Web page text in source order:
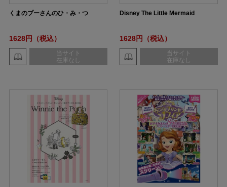
くまのプーさんのひ・み・つ
1628円（税込）
当サイト
在庫なし
Disney The Little Mermaid
1628円（税込）
当サイト
在庫なし